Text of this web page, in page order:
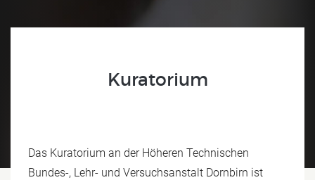
Kuratorium
Das Kuratorium an der Höheren Technischen
Bundes-, Lehr- und Versuchsanstalt Dornbirn ist